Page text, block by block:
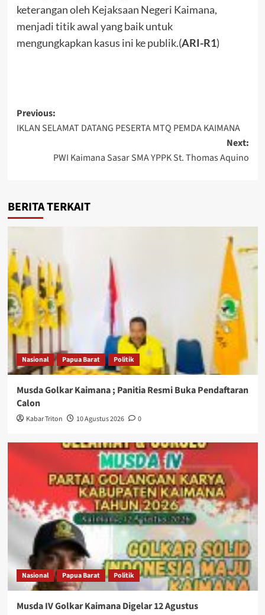
keterangan oleh Kejaksaan Negeri Kaimana,
menjadi titik awal yang baik untuk
mengungkapkan kasus ini ke publik.(ARI-R1)
Post
navigation
Previous:
IKLAN SELAMAT DATANG PESERTA MTQ PEMDA KAIMANA
Next:
PWI Kaimana Sasar SMA YPPK St. Thomas Aquino
BERITA TERKAIT
Nasional Papua Barat Politik
Musda Golkar Kaimana ; Panitia Resmi Buka Pendaftaran
Calon
Kabar Triton 10 Agustus 2026 0
Nasional Papua Barat Politik
Musda IV Golkar Kaimana Digelar 12 Agustus